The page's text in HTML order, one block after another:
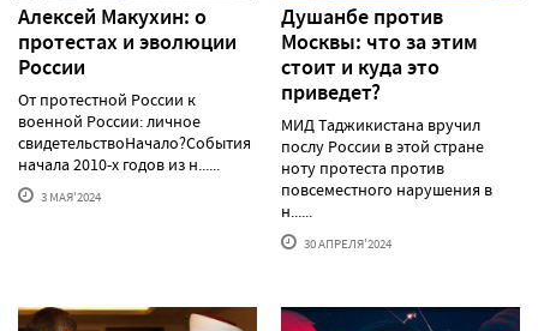
Алексей Макуxин: о
протестаx и эволюции
России
От протестной России к
военной России: личное
свидетельствоНачало?События
начала 2010-х годов из н......
3 МАЯ'2024
Душанбе против
Москвы: что за этим
стоит и куда это
приведет?
МИД Таджикистана вручил
послу России в этой стране
ноту протеста против
повсеместного нарушения в
н......
30 АПРЕЛЯ'2024